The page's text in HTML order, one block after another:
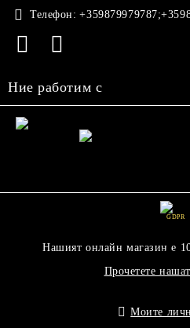
Телефон:
Ние работим с
GDPR
Нашият онлайн магазин е
Прочетете
Моите